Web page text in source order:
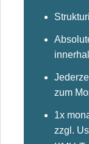
zum
1x
zzgl.